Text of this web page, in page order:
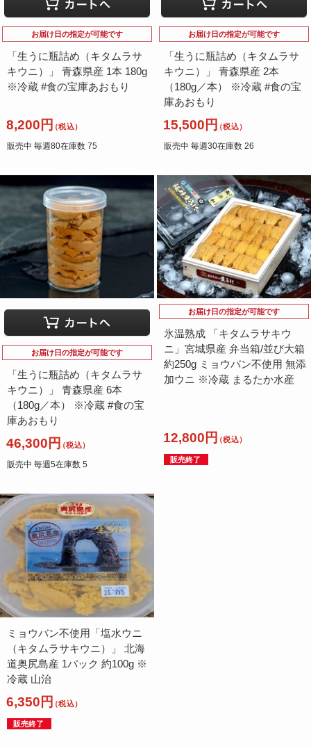
お届け日の指定が可能です
「生うに瓶詰め（キタムラサ
キウニ）」 青森県産 1本 180g
※冷蔵 #食の宝庫あおもり
8,200円（税込）
販売中 毎週80在庫数 75
お届け日の指定が可能です
「生うに瓶詰め（キタムラサ
キウニ）」 青森県産 2本
（180g／本） ※冷蔵 #食の宝
庫あおもり
15,500円（税込）
販売中 毎週30在庫数 26
お届け日の指定が可能です
「生うに瓶詰め（キタムラサ
キウニ）」 青森県産 6本
（180g／本） ※冷蔵 #食の宝
庫あおもり
46,300円（税込）
販売中 毎週5在庫数 5
お届け日の指定が可能です
氷温熟成 「キタムラサキウ
ニ」宮城県産 弁当箱/並び大箱
約250g ミョウバン不使用 無添
加ウニ ※冷蔵 まるたか水産
12,800円（税込）
販売終了
ミョウバン不使用「塩水ウニ
（キタムラサキウニ）」 北海
道奥尻島産 1パック 約100g ※
冷蔵 山治
6,350円（税込）
販売終了